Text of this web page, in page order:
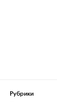
Рубрики